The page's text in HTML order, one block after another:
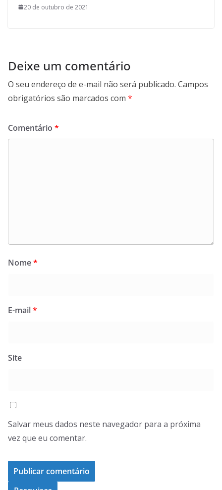
20 de outubro de 2021
Deixe um comentário
O seu endereço de e-mail não será publicado. Campos
obrigatórios são marcados com *
Comentário *
Nome*
E-mail*
Site
Salvar meus dados neste navegador para a próxima
vez que eu comentar.